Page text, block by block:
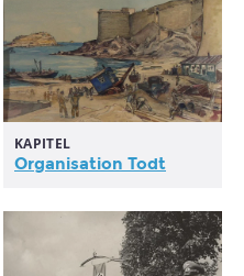
KAPITEL
Organisation Todt